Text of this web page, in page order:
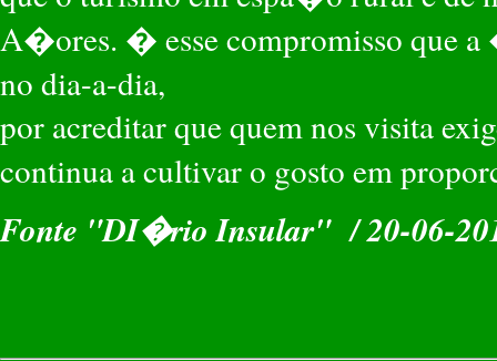
A�ores. � esse compromisso que
no dia-a-dia,
por acreditar que quem nos visita
continua a cultivar o gosto em
Fonte "DI�rio Insular" / 20-06-